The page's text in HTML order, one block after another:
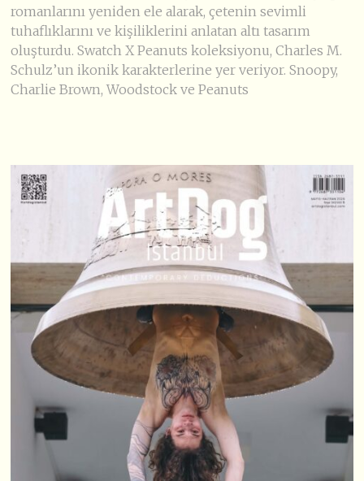
romanlarını yeniden ele alarak, çetenin sevimli
tuhaflıklarını ve kişiliklerini anlatan altı tasarım
oluşturdu. Swatch X Peanuts koleksiyonu, Charles M.
Schulz’un ikonik karakterlerine yer veriyor. Snoopy,
Charlie Brown, Woodstock ve Peanuts